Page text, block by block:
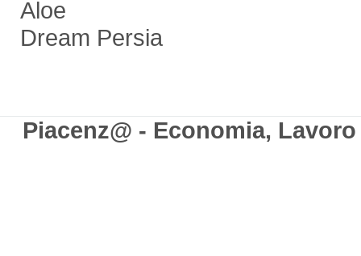
Aloe Stefano
Dream Persia
Piacenz@ - Economia,